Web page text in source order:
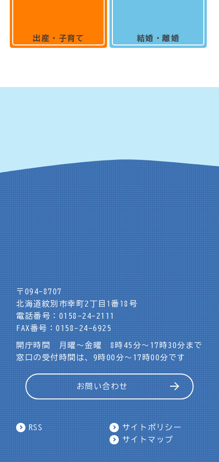
出産・子育て 結婚・離婚
〒094-8707
北海道紋別市幸町2丁目1番18号
電話番号：0158-24-2111
FAX番号：0158-24-6925
開庁時間 月曜～金曜 8時45分～17時30分まで
窓口の受付時間は、9時00分～17時00分です
お問い合わせ
RSS
サイトポリシー
サイトマップ